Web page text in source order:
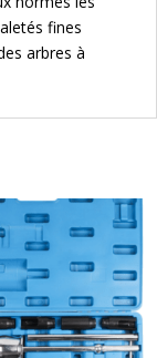
fines
arbres à